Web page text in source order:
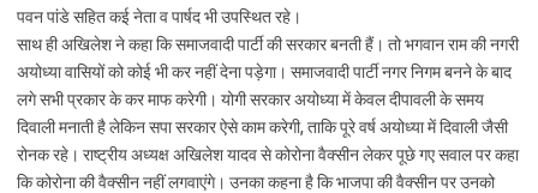
पवन पांडे सहित कई नेता व पार्षद भी उपस्थित रहे।
साथ ही अखिलेश ने कहा कि समाजवादी पार्टी की सरकार बनती हैं। तो भगवान राम की नगरी
अयोध्या वासियों को कोई भी कर नहीं देना पड़ेगा। समाजवादी पार्टी नगर निगम बनने के बाद
लगे सभी प्रकार के कर माफ करेगी। योगी सरकार अयोध्या में केवल दीपावली के समय
दिवाली मनाती है लेकिन सपा सरकार ऐसे काम करेगी, ताकि पूरे वर्ष अयोध्या में दिवाली जैसी
रोनक रहे। राष्ट्रीय अध्यक्ष अखिलेश यादव से कोरोना वैक्सीन लेकर पूछे गए सवाल पर कहा
कि कोरोना की वैक्सीन नहीं लगवाएंगे। उनका कहना है कि भाजपा की वैक्सीन पर उनको